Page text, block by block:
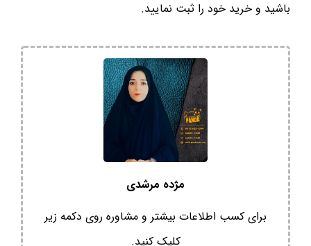
باشید و خرید خود را ثبت نمایید.
مژده مرشدی
برای کسب اطلاعات بیشتر و مشاوره روی دکمه زیر
کلیک کنید.